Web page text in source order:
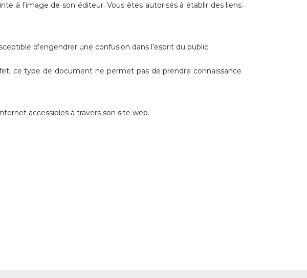
à l’image de son éditeur. Vous êtes autorisés à établir des liens
d’engendrer une confusion dans l’esprit du public.
ce type de document ne permet pas de prendre connaissance
accessibles à travers son site web.